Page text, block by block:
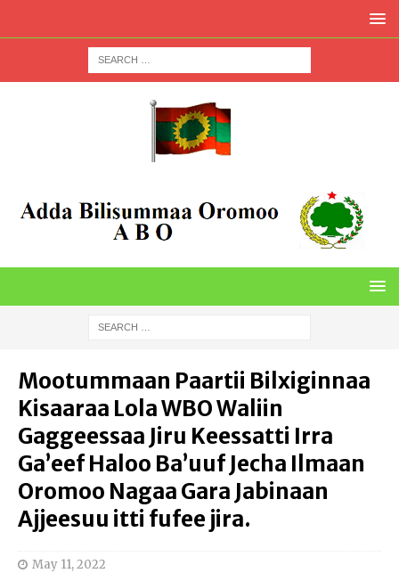
Mootummaan Paartii Bilxiginnaa
Kisaaraa Lola WBO Waliin
Gaggeessaa Jiru Keessatti Irra
Ga’eef Haloo Ba’uuf Jecha Ilmaan
Oromoo Nagaa Gara Jabinaan
Ajjeesuu itti fufee jira.
May 11, 2022